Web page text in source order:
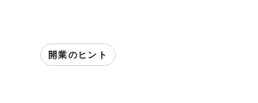
開業の​ヒント